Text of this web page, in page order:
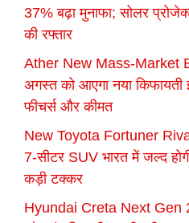
37% बढ़ा मुनाफा; सोलर
की रफ्तार
Ather New Mass-Market
अगस्त को आएगा नया
फीचर्स और कीमत
New Toyota Fortuner
7-सीटर SUV भारत में जल्द
कड़ी टक्कर
Hyundai Creta Next Gen